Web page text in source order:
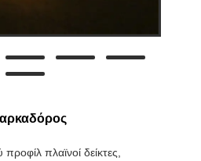
πλαϊνοί δείκτες,